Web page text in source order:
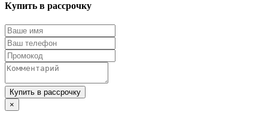
Купить в рассрочку
Купить в рассрочку
×